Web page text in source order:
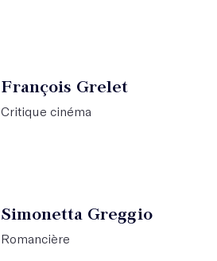
François Grelet
Critique cinéma
Simonetta Greggio
Romancière